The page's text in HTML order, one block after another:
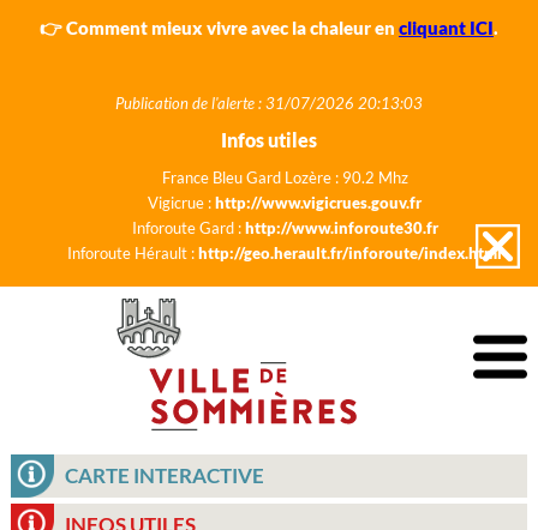
👉 Comment mieux vivre avec la chaleur en cliquant ICI.
Publication de l'alerte : 31/07/2026 20:13:03
Infos utiles
France Bleu Gard Lozère : 90.2 Mhz
Vigicrue :http://www.vigicrues.gouv.fr
Inforoute Gard :http://www.inforoute30.fr
Inforoute Hérault :http://geo.herault.fr/inforoute/index.html
CARTE INTERACTIVE
INFOS UTILES